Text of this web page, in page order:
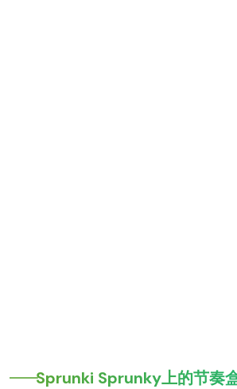
Sprunki Sprunky上的节奏